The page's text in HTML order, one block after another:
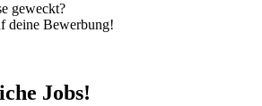
geweckt?
deine Bewerbung!
Jobs!